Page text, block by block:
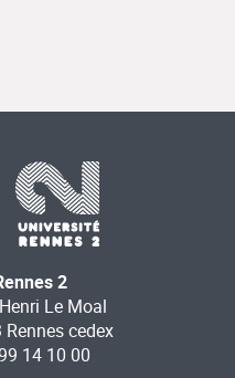
2
Le Moal
cedex
14 10 00